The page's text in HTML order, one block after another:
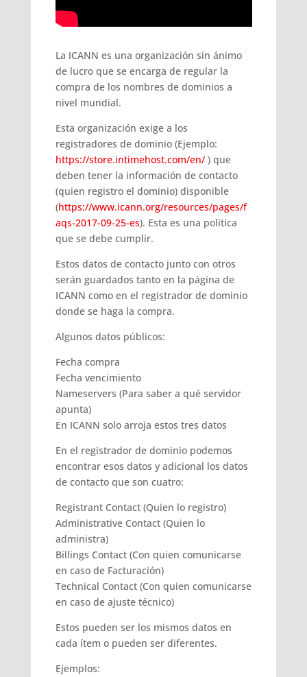
La ICANN es una organización sin ánimo
de lucro que se encarga de regular la
compra de los nombres de dominios a
nivel mundial.
Esta organización exige a los
registradores de dominio (Ejemplo:
https://store.intimehost.com/en/) que
deben tener la información de contacto
(quien registro el dominio) disponible
(https://www.icann.org/resources/pages/f
aqs-2017-09-25-es). Esta es una política
que se debe cumplir.
Estos datos de contacto junto con otros
serán guardados tanto en la página de
ICANN como en el registrador de dominio
donde se haga la compra.
Algunos datos públicos:
Fecha compra
Fecha vencimiento
Nameservers (Para saber a qué servidor
apunta)
En ICANN solo arroja estos tres datos
En el registrador de dominio podemos
encontrar esos datos y adicional los datos
de contacto que son cuatro:
Registrant Contact (Quien lo registro)
Administrative Contact (Quien lo
administra)
Billings Contact (Con quien comunicarse
en caso de Facturación)
Technical Contact (Con quien comunicarse
en caso de ajuste técnico)
Estos pueden ser los mismos datos en
cada ítem o pueden ser diferentes.
Ejemplos: